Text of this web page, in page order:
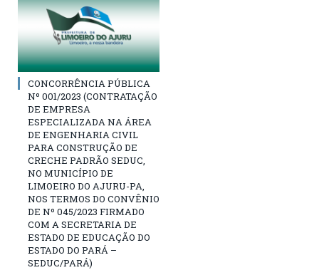
CONCORRÊNCIA PÚBLICA
Nº 001/2023 (CONTRATAÇÃO
DE EMPRESA
ESPECIALIZADA NA ÁREA
DE ENGENHARIA CIVIL
PARA CONSTRUÇÃO DE
CRECHE PADRÃO SEDUC,
NO MUNICÍPIO DE
LIMOEIRO DO AJURU-PA,
NOS TERMOS DO CONVÊNIO
DE Nº 045/2023 FIRMADO
COM A SECRETARIA DE
ESTADO DE EDUCAÇÃO DO
ESTADO DO PARÁ –
SEDUC/PARÁ)